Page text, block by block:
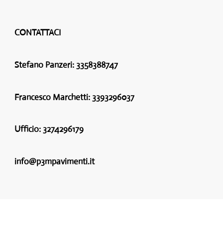
CONTATTACI
Stefano Panzeri: 3358388747
Francesco Marchetti: 3393296037
Ufficio: 3274296179
info@p3mpavimenti.it